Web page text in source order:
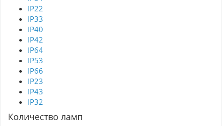
IP22
IP33
IP40
IP42
IP64
IP53
IP66
IP23
IP43
IP32
Количество ламп